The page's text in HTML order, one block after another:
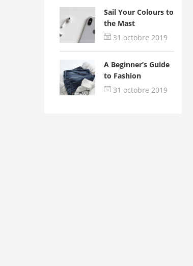
Sail Your Colours to
the Mast
31 octobre 2019
A Beginner’s Guide
to Fashion
31 octobre 2019